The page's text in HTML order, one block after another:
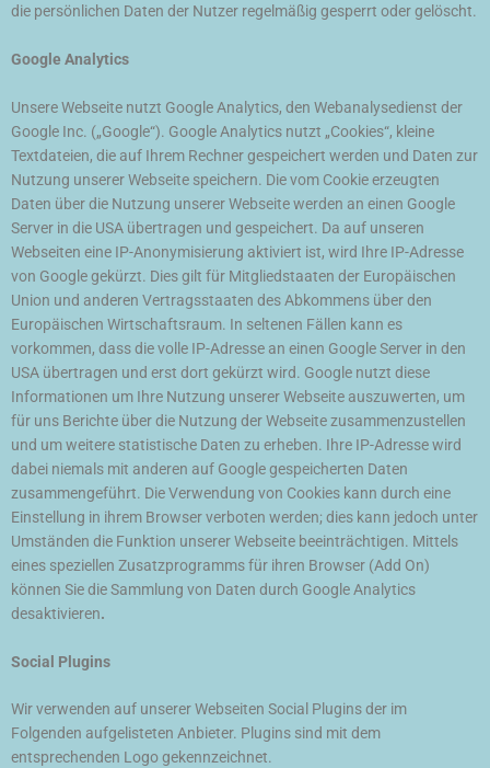
die persönlichen Daten der Nutzer regelmäßig gesperrt oder gelöscht.
Google Analytics
Unsere Webseite nutzt Google Analytics, den Webanalysedienst der
Google Inc. („Google“). Google Analytics nutzt „Cookies“, kleine
Textdateien, die auf Ihrem Rechner gespeichert werden und Daten zur
Nutzung unserer Webseite speichern. Die vom Cookie erzeugten
Daten über die Nutzung unserer Webseite werden an einen Google
Server in die USA übertragen und gespeichert. Da auf unseren
Webseiten eine IP-Anonymisierung aktiviert ist, wird Ihre IP-Adresse
von Google gekürzt. Dies gilt für Mitgliedstaaten der Europäischen
Union und anderen Vertragsstaaten des Abkommens über den
Europäischen Wirtschaftsraum. In seltenen Fällen kann es
vorkommen, dass die volle IP-Adresse an einen Google Server in den
USA übertragen und erst dort gekürzt wird. Google nutzt diese
Informationen um Ihre Nutzung unserer Webseite auszuwerten, um
für uns Berichte über die Nutzung der Webseite zusammenzustellen
und um weitere statistische Daten zu erheben. Ihre IP-Adresse wird
dabei niemals mit anderen auf Google gespeicherten Daten
zusammengeführt. Die Verwendung von Cookies kann durch eine
Einstellung in ihrem Browser verboten werden; dies kann jedoch unter
Umständen die Funktion unserer Webseite beeinträchtigen. Mittels
eines speziellen Zusatzprogramms für ihren Browser (Add On)
können Sie die Sammlung von Daten durch Google Analytics
desaktivieren.
Social Plugins
Wir verwenden auf unserer Webseiten Social Plugins der im
Folgenden aufgelisteten Anbieter. Plugins sind mit dem
entsprechenden Logo gekennzeichnet.